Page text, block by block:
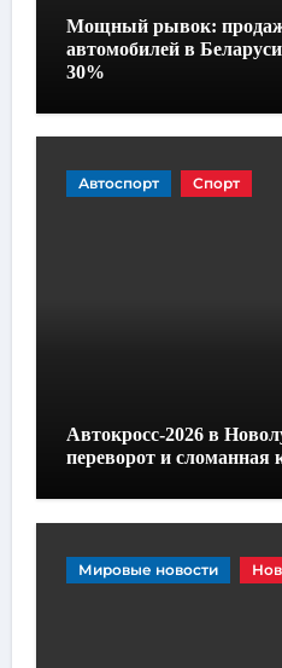
Мощный рывок:
автомобилей в
30%
Автоспорт Спорт
Автокросс-2026 в
переворот и сломанная
Мировые новости